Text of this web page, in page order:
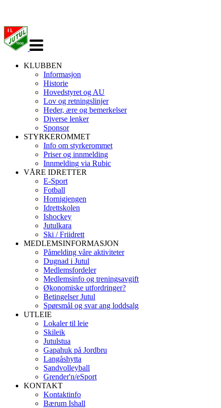
navigasjon
KLUBBEN
Informasjon
Historie
Hovedstyret og AU
Lov og retningslinjer
Heder, ære og bemerkelser
Diverse lenker
Sponsor
STYRKEROMMET
Info om styrkerommet
Priser og innmelding
Innmelding via Rubic
VÅRE IDRETTER
E-Sport
Fotball
Hornigjengen
Idrettskolen
Ishockey
Jutulkara
Ski / Friidrett
MEDLEMSINFORMASJON
Påmelding våre aktiviteter
Dugnad i Jutul
Medlemsfordeler
Medlemsinfo og treningsavgift
Økonomiske utfordringer?
Betingelser Jutul
Spørsmål og svar ang loddsalg
UTLEIE
Lokaler til leie
Skileik
Jutulstua
Gapahuk på Jordbru
Langåshytta
Sandvolleyball
Grender'n/eSport
KONTAKT
Kontaktinfo
Bærum Ishall